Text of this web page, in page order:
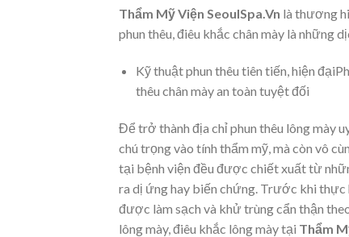
Thẩm Mỹ Viện SeoulSpa.Vn là thương
phun thêu, điêu khắc chân mày là những
Kỹ thuật phun thêu tiên tiến, hiện
thêu chân mày an toàn tuyệt đối
Để trở thành địa chỉ phun thêu lông mày
chú trọng vào tính thẩm mỹ, mà còn vô
tại bệnh viện đều được chiết xuất từ
ra dị ứng hay biến chứng. Trước khi thực
được làm sạch và khử trùng cẩn thận
lông mày, điêu khắc lông mày tại Thẩm